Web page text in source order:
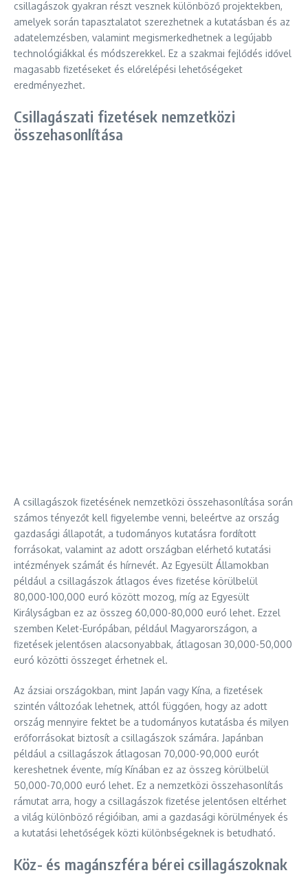
csillagászok gyakran részt vesznek különböző projektekben,
amelyek során tapasztalatot szerezhetnek a kutatásban és az
adatelemzésben, valamint megismerkedhetnek a legújabb
technológiákkal és módszerekkel. Ez a szakmai fejlődés idővel
magasabb fizetéseket és előrelépési lehetőségeket
eredményezhet.
Csillagászati fizetések nemzetközi
összehasonlítása
A csillagászok fizetésének nemzetközi összehasonlítása során
számos tényezőt kell figyelembe venni, beleértve az ország
gazdasági állapotát, a tudományos kutatásra fordított
forrásokat, valamint az adott országban elérhető kutatási
intézmények számát és hírnevét. Az Egyesült Államokban
például a csillagászok átlagos éves fizetése körülbelül
80,000-100,000 euró között mozog, míg az Egyesült
Királyságban ez az összeg 60,000-80,000 euró lehet. Ezzel
szemben Kelet-Európában, például Magyarországon, a
fizetések jelentősen alacsonyabbak, átlagosan 30,000-50,000
euró közötti összeget érhetnek el.
Az ázsiai országokban, mint Japán vagy Kína, a fizetések
szintén változóak lehetnek, attól függően, hogy az adott
ország mennyire fektet be a tudományos kutatásba és milyen
erőforrásokat biztosít a csillagászok számára. Japánban
például a csillagászok átlagosan 70,000-90,000 eurót
kereshetnek évente, míg Kínában ez az összeg körülbelül
50,000-70,000 euró lehet. Ez a nemzetközi összehasonlítás
rámutat arra, hogy a csillagászok fizetése jelentősen eltérhet
a világ különböző régióiban, ami a gazdasági körülmények és
a kutatási lehetőségek közti különbségeknek is betudható.
Köz- és magánszféra bérei csillagászoknak